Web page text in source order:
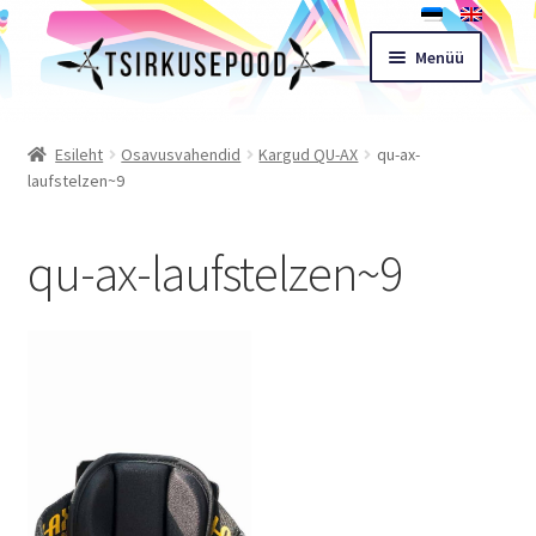
Liigu
navigeerimisele
Liigu
sisu
Menüü
Pood
Ostukorv
Kontakt
Esileht Osavusvahendid Kargud QU-AX
qu-ax-
laufstelzen~9
qu-ax-laufstelzen~9